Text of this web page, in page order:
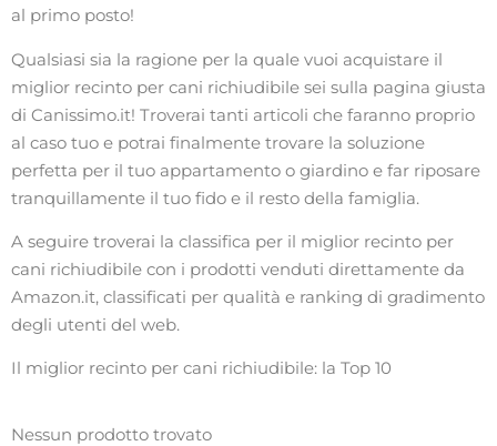
al primo posto!
Qualsiasi sia la ragione per la quale vuoi acquistare il
miglior recinto per cani richiudibile sei sulla pagina giusta
di Canissimo.it! Troverai tanti articoli che faranno proprio
al caso tuo e potrai finalmente trovare la soluzione
perfetta per il tuo appartamento o giardino e far riposare
tranquillamente il tuo fido e il resto della famiglia.
A seguire troverai la classifica per il miglior recinto per
cani richiudibile con i prodotti venduti direttamente da
Amazon.it, classificati per qualità e ranking di gradimento
degli utenti del web.
Il miglior recinto per cani richiudibile: la Top 10
Nessun prodotto trovato